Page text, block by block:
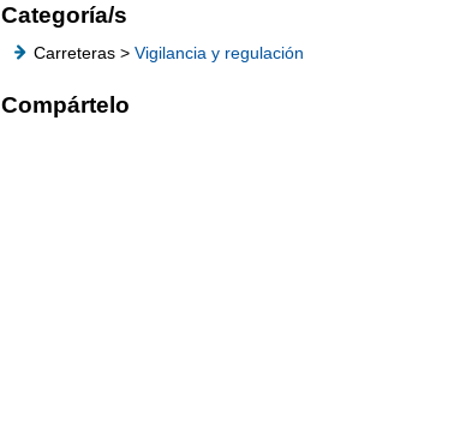
Categoría/s
Carreteras >Vigilancia y regulación
Compártelo